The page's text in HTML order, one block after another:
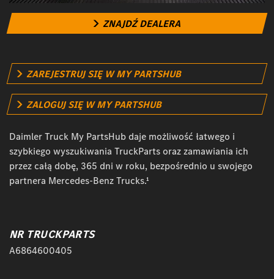
ZNAJDŹ DEALERA
ZAREJESTRUJ SIĘ W MY PARTSHUB
ZALOGUJ SIĘ W MY PARTSHUB
Daimler Truck My PartsHub daje możliwość łatwego i
szybkiego wyszukiwania TruckParts oraz zamawiania ich
przez całą dobę, 365 dni w roku, bezpośrednio u swojego
partnera Mercedes-Benz Trucks.¹
NR TRUCKPARTS
A6864600405